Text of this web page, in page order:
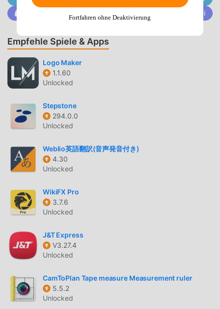
moddroid verspricht, dass alle Amazon A to Z -Mods den
Benutzern keine Gebühren berechnen und 100 % sicher,
verfügbar und kostenlos zu installieren sind. Laden Sie
einfach den Moddroid-Client herunter, Sie können Amazon
A to Z 5.0.819.0 mit einem Klick herunterladen und
installieren. Worauf warten Sie noch, laden Sie moddroid
jetzt herunter!
PRAKTISCHE FUNKTIONEN
Amazon A to Z Als beliebte business-Anwendung haben
Benutzern angezogen. Im Vergleich zu herkömmlichen
business-Anwendungen bietet Amazon A to Z ein
reichhaltigeres Erlebnis und leistungsfähigere Funktionen.
und installieren, Sie können alle Funktionen ganz einfach
erleben und es ist völlig kostenlos! Darüber hinaus
unterstützt moddroid auch die Anwendung business für
teilen, die sie in der Anwendung finden, worauf warten Sie
noch, kommen Sie und laden Sie sie jetzt herunter
EINZIGARTIGER MOD
moddroid stellt nicht nur originale Amazon A to Z 5.0.819.0
völlig kostenlos zur Verfügung, sondern hängt auch die
Trete @MODDROID.CO auf der Discord-Community bei
Empfehle Spiele & Apps
Logo Maker
1.1.60
Unlocked
Stepstone
294.0.0
Unlocked
Weblio英語翻訳(音声発音付き)
4.30
Unlocked
WikiFX Pro
3.7.6
Unlocked
J&T Express
V3.27.4
Unlocked
CamToPlan Tape measure Measurement ruler
5.5.2
Unlocked
Fortfahren ohne Deaktivierung